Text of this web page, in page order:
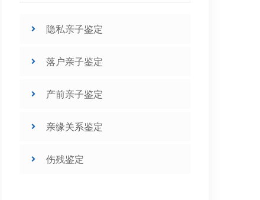
隐私亲子鉴定
落户亲子鉴定
产前亲子鉴定
亲缘关系鉴定
伤残鉴定